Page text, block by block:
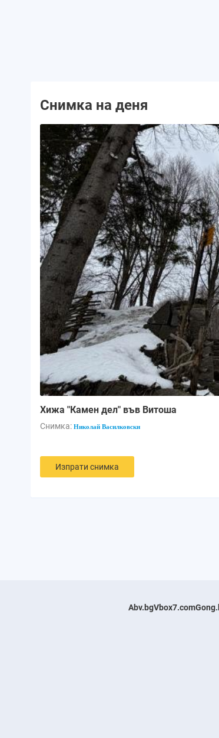
Снимка на деня
Хижа "Камен дел" във Витоша
Снимка: Николай Василковски
Изпрати снимка
Abv.bgVbox7.com